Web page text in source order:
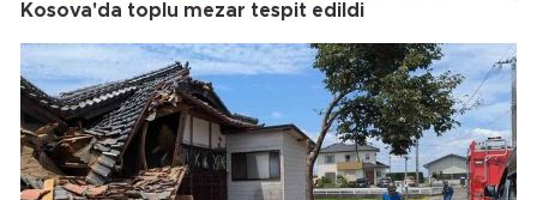
Kosova'da toplu mezar tespit edildi